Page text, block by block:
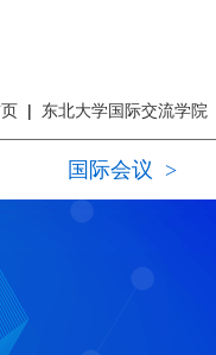
| 东北大学国际交流学院
国际会议 >